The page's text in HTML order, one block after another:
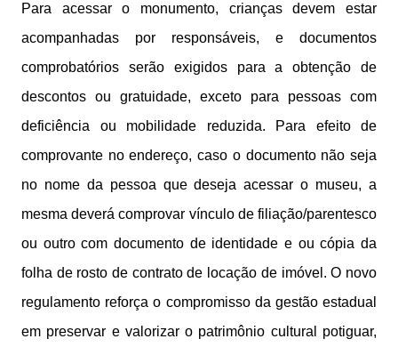
Para acessar o monumento, crianças devem estar
acompanhadas por responsáveis, e documentos
comprobatórios serão exigidos para a obtenção de
descontos ou gratuidade, exceto para pessoas com
deficiência ou mobilidade reduzida. Para efeito de
comprovante no endereço, caso o documento não seja
no nome da pessoa que deseja acessar o museu, a
mesma deverá comprovar vínculo de filiação/parentesco
ou outro com documento de identidade e ou cópia da
folha de rosto de contrato de locação de imóvel. O novo
regulamento reforça o compromisso da gestão estadual
em preservar e valorizar o patrimônio cultural potiguar,